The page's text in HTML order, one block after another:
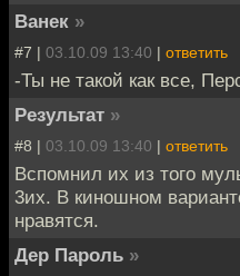
Ванек »
#7 | 03.10.09 13:40 | ответить
-Ты не такой как все,
Результат »
#8 | 03.10.09 13:40 | ответить
Вспомнил их из того
3их. В киношном
нравятся.
Дер Пароль »